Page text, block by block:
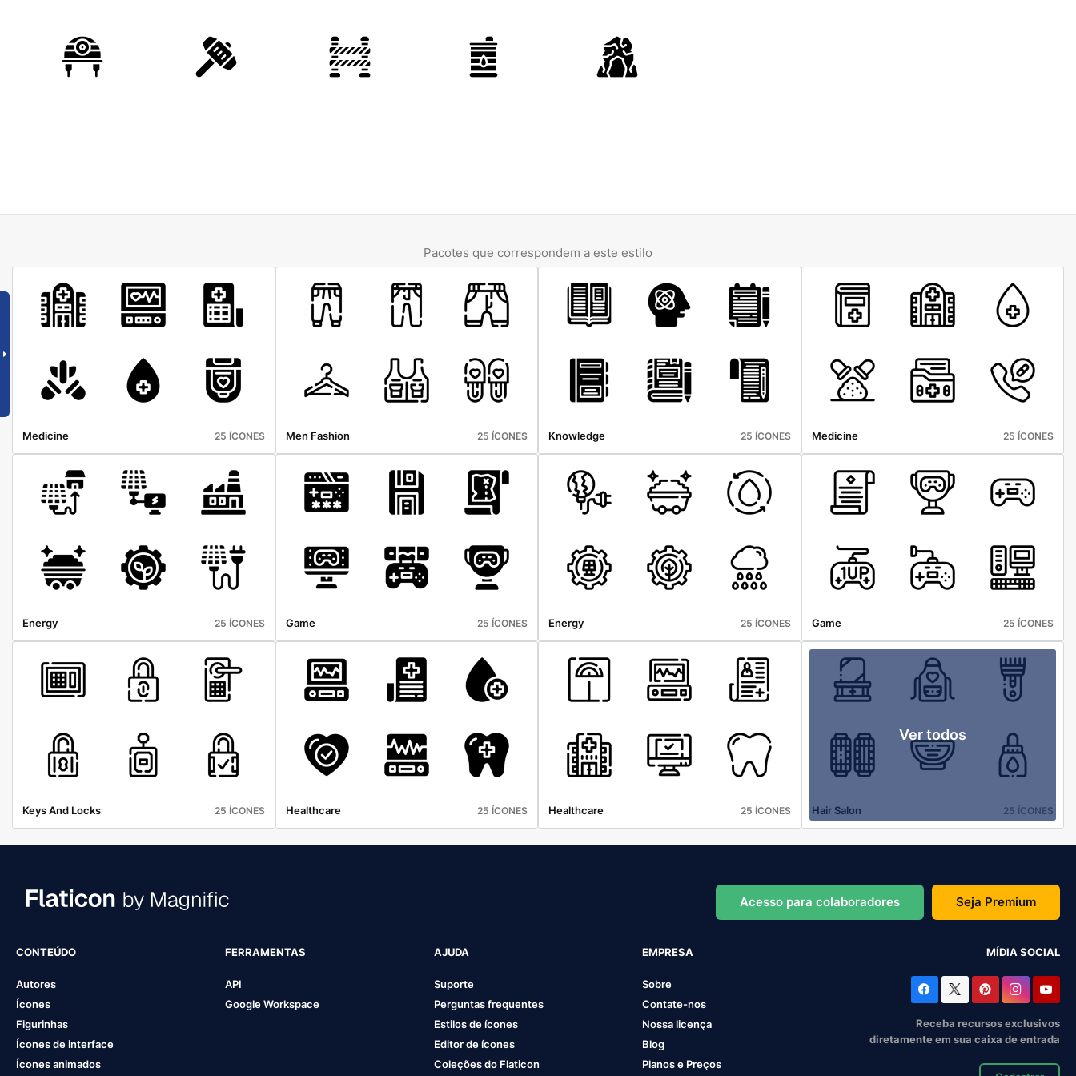
Pacotes que correspondem a este estilo
Medicine 25 ÍCONES Men Fashion 25 ÍCONES Knowledge 25 ÍCONES Medicine 25 ÍCONES
Energy 25 ÍCONES Game 25 ÍCONES Energy 25 ÍCONES Game 25 ÍCONES
Keys And Locks 25 ÍCONES Healthcare 25 ÍCONES Healthcare 25 ÍCONES
Ver todos
Hair Salon 25 ÍCONES
Acesso para colaboradores Seja Premium
CONTEÚDO
Autores
Ícones
Figurinhas
Ícones de interface
Ícones animados
FERRAMENTAS
API
Google Workspace
AJUDA
Suporte
Perguntas frequentes
Estilos de ícones
Editor de ícones
Coleções do Flaticon
EMPRESA
Sobre
Contate-nos
Nossa licença
Blog
Planos e Preços
MÍDIA SOCIAL
Receba recursos exclusivos
diretamente em sua caixa de entrada